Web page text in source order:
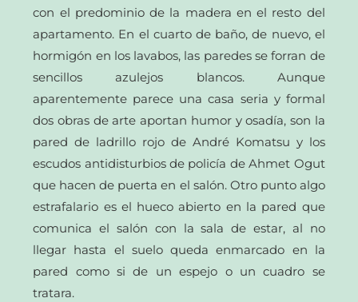
con el predominio de la madera en el resto del
apartamento. En el cuarto de baño, de nuevo, el
hormigón en los lavabos, las paredes se forran de
sencillos azulejos blancos. Aunque
aparentemente parece una casa seria y formal
dos obras de arte aportan humor y osadía, son la
pared de ladrillo rojo de André Komatsu y los
escudos antidisturbios de policía de Ahmet Ogut
que hacen de puerta en el salón. Otro punto algo
estrafalario es el hueco abierto en la pared que
comunica el salón con la sala de estar, al no
llegar hasta el suelo queda enmarcado en la
pared como si de un espejo o un cuadro se
tratara.